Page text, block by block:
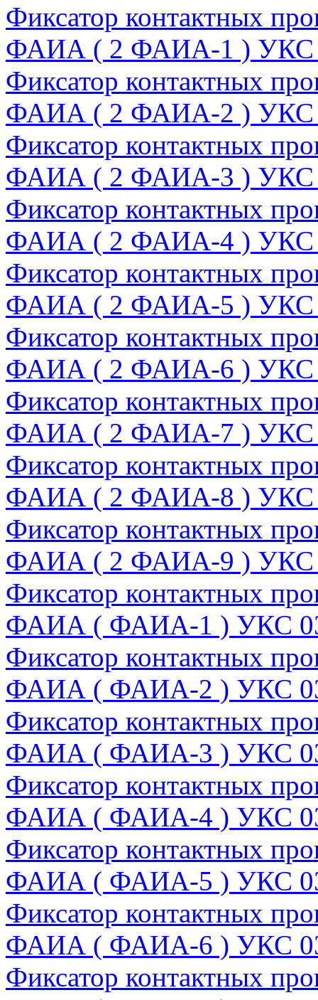
Фиксатор контактных
ФАИА ( 2 ФАИА-1 ) УКС
Фиксатор контактных
ФАИА ( 2 ФАИА-2 ) УКС
Фиксатор контактных
ФАИА ( 2 ФАИА-3 ) УКС
Фиксатор контактных
ФАИА ( 2 ФАИА-4 ) УКС
Фиксатор контактных
ФАИА ( 2 ФАИА-5 ) УКС
Фиксатор контактных
ФАИА ( 2 ФАИА-6 ) УКС
Фиксатор контактных
ФАИА ( 2 ФАИА-7 ) УКС
Фиксатор контактных
ФАИА ( 2 ФАИА-8 ) УКС
Фиксатор контактных
ФАИА ( 2 ФАИА-9 ) УКС
Фиксатор контактных
ФАИА ( ФАИА-1 ) УКС
Фиксатор контактных
ФАИА ( ФАИА-2 ) УКС
Фиксатор контактных
ФАИА ( ФАИА-3 ) УКС
Фиксатор контактных
ФАИА ( ФАИА-4 ) УКС
Фиксатор контактных
ФАИА ( ФАИА-5 ) УКС
Фиксатор контактных
ФАИА ( ФАИА-6 ) УКС
Фиксатор контактных